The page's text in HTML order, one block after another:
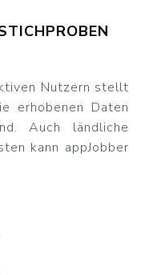
Nutzern stellt
erhobenen Daten
Auch ländliche
kann appJobber